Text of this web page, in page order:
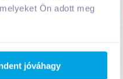
Ön adott meg
jóváhagy